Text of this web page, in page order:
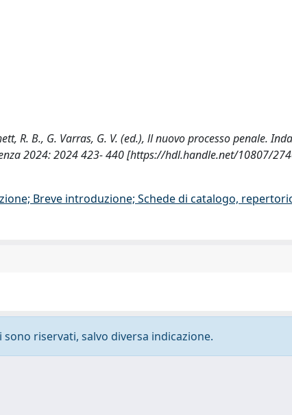
R. B., G. Varras, G. V. (ed.), ll nuovo processo penale.
2024: 2024 423- 440 [https://hdl.handle.net/10807/
Breve introduzione; Schede di catalogo,
riservati, salvo diversa indicazione.